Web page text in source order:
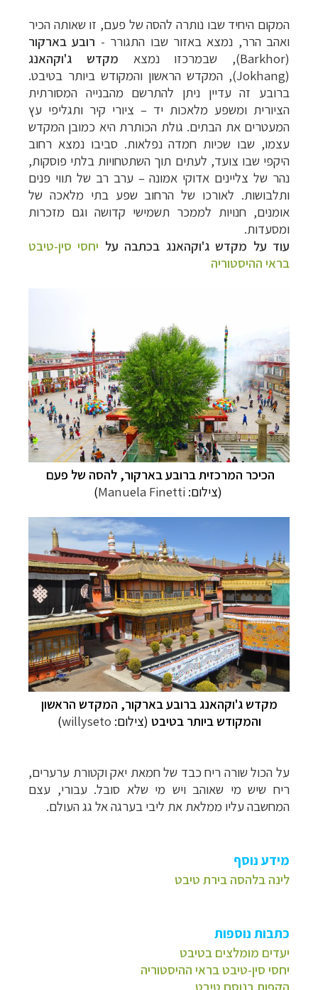
המקום היחיד שבו נותרה להסה של פעם, זו שאותה הכיר
ואהב הרר, נמצא באזור שבו התגורר - רובע בארקור
(
Barkhor), שבמרכזו נמצא מקדש ג'וקהאנג
(
Jokhang), המקדש הראשון והמקודש ביותר בטיבט.
ברובע זה עדיין ניתן להתרשם מהבנייה המסורתית
הציורית ומשפע מלאכות יד – ציורי קיר ותגליפי עץ
המעטרים את הבתים. גולת הכותרת היא כמובן המקדש
עצמו, שבו שכיות חמדה נפלאות. סביבו נמצא רחוב
היקפי שבו צועד, לעתים תוך השתטחויות בלתי פוסקות,
נהר של צליינים אדוקי אמונה – ערב רב של תווי פנים
ותלבושות. לאורכו של הרחוב שפע בתי מלאכה של
אומנים, חנויות לממכר תשמישי קדושה וגם מזכרות
ומסעדות.
עוד על מקדש ג'וקהאנג בכתבה על יחסי סין-טיבט
בראי ההיסטוריה
הכיכר המרכזית ברובע בארקור, להסה של פעם
(צילום: Manuela Finetti
)
מקדש ג'וקהאנג ברובע בארקור, המקדש הראשון
והמקודש ביותר בטיבט (צילום: willyseto
)
על הכול שורה ריח כבד של חמאת יאק וקטורת ערערים,
ריח שיש מי שאוהב ויש מי שלא סובל. עבורי, עצם
המחשבה עליו ממלאת את ליבי בערגה אל גג העולם.
מידע נוסף
לינה בלהסה בירת טיבט
כתבות נוספות
יעדים מומלצים בטיבט
יחסי סין-טיבט בראי ההיסטוריה
הקפות בנוסח טיבט